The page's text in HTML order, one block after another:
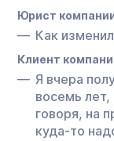
Юрист
Как
Клиент
Я вчера
восемь лет,
говоря, на
куда-то